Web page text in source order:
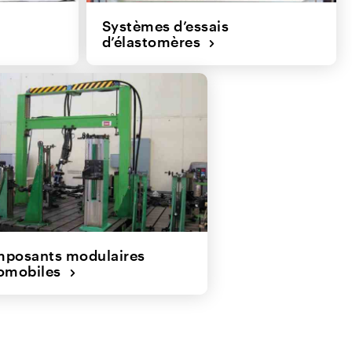
Systèmes d’essais
d’élastomères
modulaires